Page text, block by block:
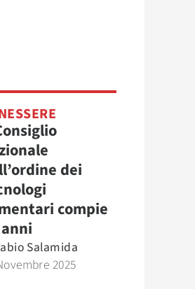
dei
compie
Salamida
2025